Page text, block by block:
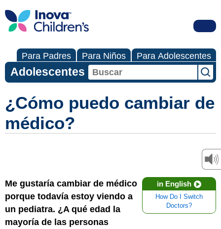
Para Padres Para Niños Para Adolescentes
Adolescentes
¿Cómo puedo cambiar de
médico?
in English
How Do I Switch
Doctors?
Me gustaría cambiar de médico
porque todavía estoy viendo a
un pediatra. ¿A qué edad la
mayoría de las personas